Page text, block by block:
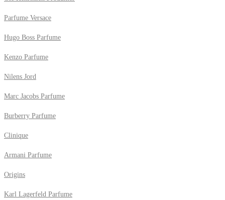
Parfume Versace
Hugo Boss Parfume
Kenzo Parfume
Nilens Jord
Marc Jacobs Parfume
Burberry Parfume
Clinique
Armani Parfume
Origins
Karl Lagerfeld Parfume